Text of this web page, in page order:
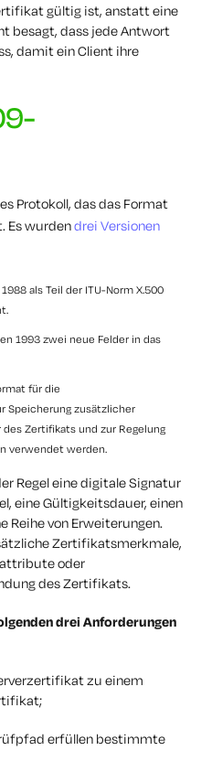
gültig ist, anstatt eine
besagt, dass jede Antwort
damit ein Client ihre
Protokoll, das das Format
Es wurdendrei Versionen
als Teil der ITU-Norm X.500
1993 zwei neue Felder in das
für die
Speicherung zusätzlicher
Zertifikats und zur Regelung
verwendet werden.
Regel eine digitale Signatur
eine Gültigkeitsdauer, einen
Reihe von Erweiterungen.
Zertifikatsmerkmale,
oder
des Zertifikats.
drei Anforderungen
zu einem
erfüllen bestimmte